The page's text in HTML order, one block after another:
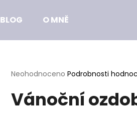
BLOG O MNĚ
Průměrné
produktu
je
Neohodnoceno Podrobnosti
Vánoční
HLEDAT